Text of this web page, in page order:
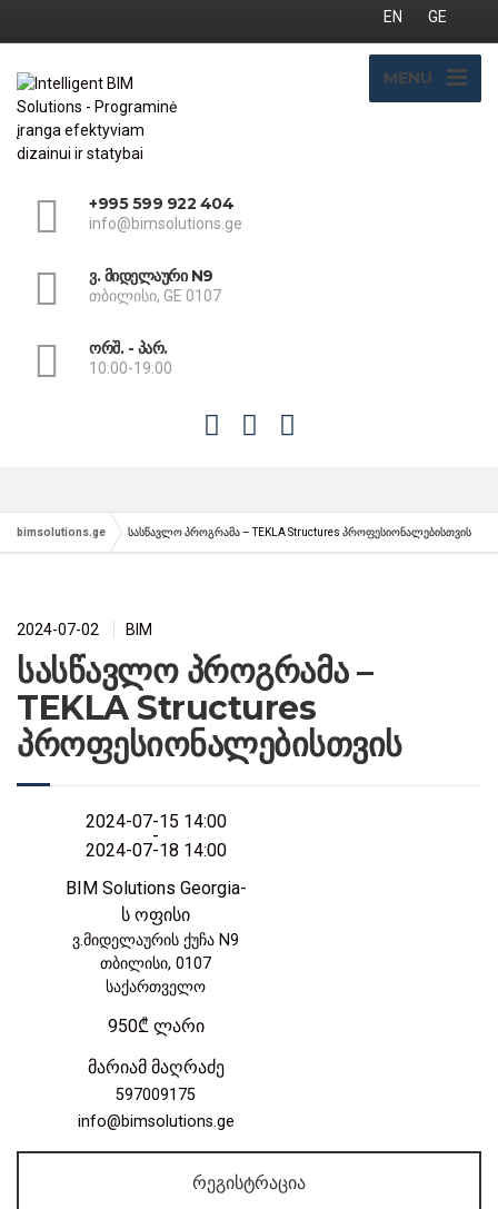
EN GE
MENU
+995 599 922 404
info@bimsolutions.ge
ვ. მიდელაური N9
თბილისი, GE 0107
ორშ. - პარ.
10:00-19:00
bimsolutions.ge სასწავლო პროგრამა – TEKLA Structures პროფესიონალებისთვის
2024-07-02 BIM
სასწავლო პროგრამა –
TEKLA Structures
პროფესიონალებისთვის
2024-07-15 14:00
-
2024-07-18 14:00
BIM Solutions Georgia-
ს ოფისი
ვ.მიდელაურის ქუჩა N9
თბილისი,0107
საქართველო
950₾ ლარი
მარიამ მაღრაძე
597009175
info@bimsolutions.ge
რეგისტრაცია